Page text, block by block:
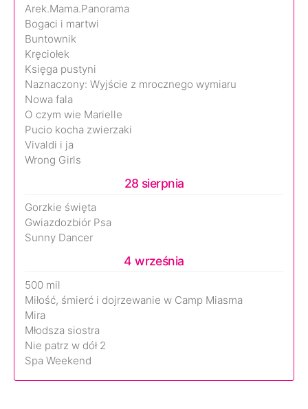
Arek.Mama.Panorama
Bogaci i martwi
Buntownik
Kręciołek
Księga pustyni
Naznaczony: Wyjście z mrocznego wymiaru
Nowa fala
O czym wie Marielle
Pucio kocha zwierzaki
Vivaldi i ja
Wrong Girls
28 sierpnia
Gorzkie święta
Gwiazdozbiór Psa
Sunny Dancer
4 września
500 mil
Miłość, śmierć i dojrzewanie w Camp Miasma
Mira
Młodsza siostra
Nie patrz w dół 2
Spa Weekend